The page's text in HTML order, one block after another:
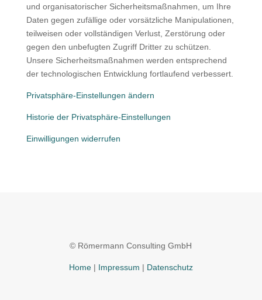
und organisatorischer Sicherheitsmaßnahmen, um Ihre
Daten gegen zufällige oder vorsätzliche Manipulationen,
teilweisen oder vollständigen Verlust, Zerstörung oder
gegen den unbefugten Zugriff Dritter zu schützen.
Unsere Sicherheitsmaßnahmen werden entsprechend
der technologischen Entwicklung fortlaufend verbessert.
Privatsphäre-Einstellungen ändern
Historie der Privatsphäre-Einstellungen
Einwilligungen widerrufen
© Römermann Consulting GmbH
Home| Impressum | Datenschutz